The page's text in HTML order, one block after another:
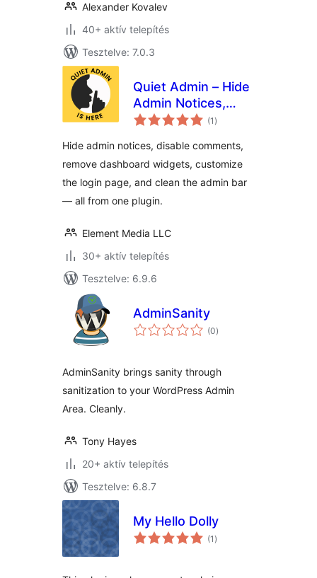
Alexander Kovalev
40+ aktív telepítés
Tesztelve: 7.0.3
Quiet Admin – Hide
Admin Notices,
Disable Comments,
More
(1 értékelés
összesen
)
Hide admin notices, disable comments,
remove dashboard widgets, customize
the login page, and clean the admin bar
— all from one plugin.
Element Media LLC
30+ aktív telepítés
Tesztelve: 6.9.6
AdminSanity
(0értékelés
összesen
)
AdminSanity brings sanity through
sanitization to your WordPress Admin
Area. Cleanly.
Tony Hayes
20+ aktív telepítés
Tesztelve: 6.8.7
My Hello Dolly
(1 értékelés
összesen
)